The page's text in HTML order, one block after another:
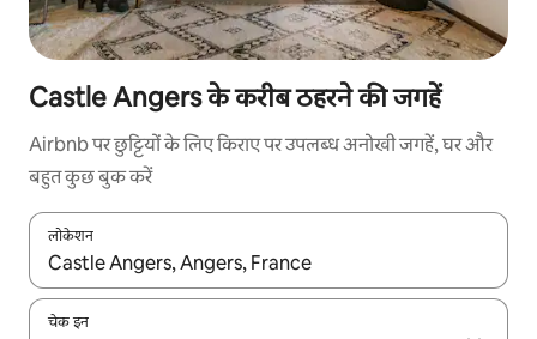
Castle Angers के करीब ठहरने की जगहें
Airbnb पर छुट्टियों के लिए किराए पर उपलब्ध अनोखी जगहें, घर और
बहुत कुछ बुक करें
लोकेशन
नतीजों के उपलब्ध होने पर, अप और डाउन 'ऐरो की' का इस्तेमाल करके नेविगेट
चेक इन